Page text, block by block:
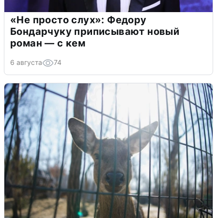
«Не просто слух»: Федору
Бондарчуку приписывают новый
роман — с кем
6 августа 74